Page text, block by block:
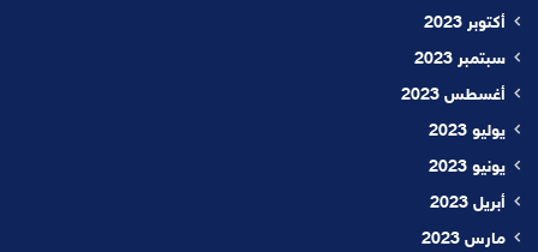
أكتوبر 2023
سبتمبر 2023
أغسطس 2023
يوليو 2023
يونيو 2023
أبريل 2023
مارس 2023